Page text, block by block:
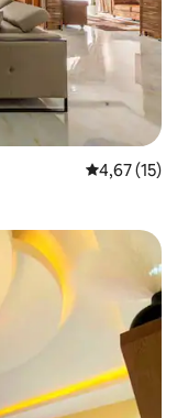
Priemerné
4,67 (15)